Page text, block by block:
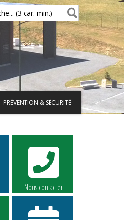
(3 car. min.)
PRÉVENTION & SÉCURITÉ
Nous contacter